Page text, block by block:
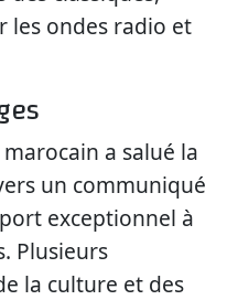
les ondes radio et
a salué la
un communiqué
exceptionnel à
Plusieurs
la culture et des